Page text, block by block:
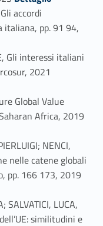
accordi
italiana, pp. 91 94,
Gli interessi italiani
2021
Global Value
Africa, 2019
NENCI,
nelle catene globali
pp. 166 173, 2019
SALVATICI, LUCA,
similitudini e